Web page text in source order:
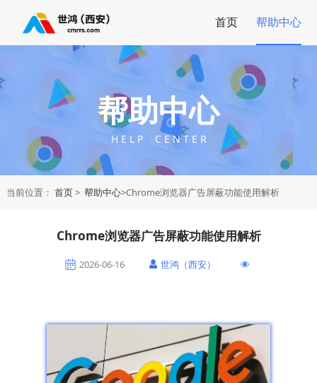
首页 帮助中心
帮助中心
H E L P C E N T E R
当前位置： 首页> 帮助中心>Chrome浏览器广告屏蔽功能使用解析
Chrome浏览器广告屏蔽功能使用解析
2026-06-16 世鸿（西安）